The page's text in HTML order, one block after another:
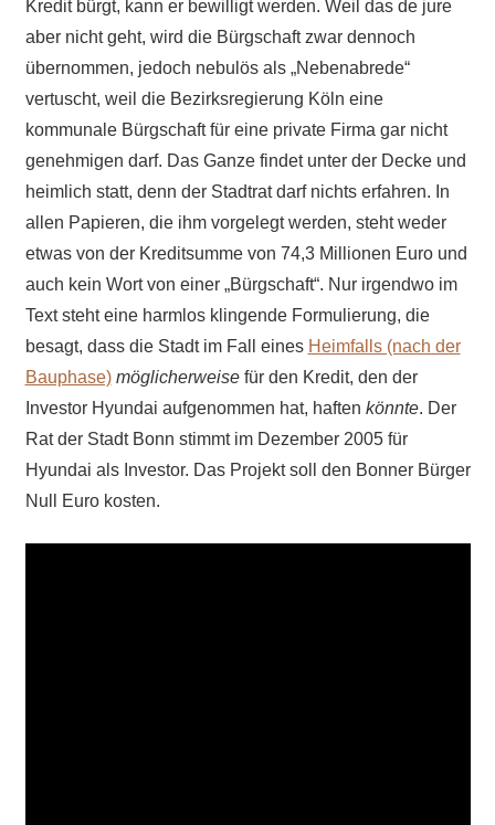
Kredit bürgt, kann er bewilligt werden. Weil das de jure
aber nicht geht, wird die Bürgschaft zwar dennoch
übernommen, jedoch nebulös als „Nebenabrede“
vertuscht, weil die Bezirksregierung Köln eine
kommunale Bürgschaft für eine private Firma gar nicht
genehmigen darf. Das Ganze findet unter der Decke und
heimlich statt, denn der Stadtrat darf nichts erfahren. In
allen Papieren, die ihm vorgelegt werden, steht weder
etwas von der Kreditsumme von 74,3 Millionen Euro und
auch kein Wort von einer „Bürgschaft“. Nur irgendwo im
Text steht eine harmlos klingende Formulierung, die
besagt, dass die Stadt im Fall eines Heimfalls (nach der
Bauphase) möglicherweisefür den Kredit, den der
Investor Hyundai aufgenommen hat, haften könnte. Der
Rat der Stadt Bonn stimmt im Dezember 2005 für
Hyundai als Investor. Das Projekt soll den Bonner Bürger
Null Euro kosten.